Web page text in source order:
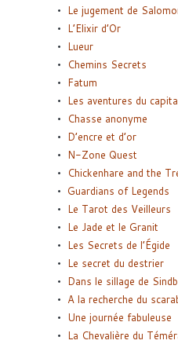
Le jugement de
L’Elixir d’Or
Lueur
Chemins Secrets
Fatum
Les aventures du
Chasse anonyme
D’encre et d’or
N-Zone Quest
Chickenhare and the
Guardians of Legends
Le Tarot des Veilleurs
Le Jade et le Granit
Les Secrets de l’Égide
Le secret du destrier
Dans le sillage de
A la recherche du
Une journée fabuleuse
La Chevalière du